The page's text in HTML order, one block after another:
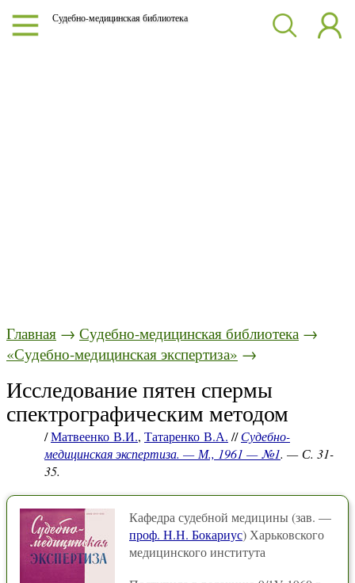
Судебно-медицинская библиотека
Главная → Судебно-медицинская библиотека →
«Судебно-медицинская экспертиза» →
Исследование пятен спермы
спектрографическим методом
/Матвеенко В.И., Татаренко В.А. //Судебно-
медицинская экспертиза. — М., 1961 — №1. — С. 31-
35.
Кафедра судебной медицины (зав. —
проф. Н.Н. Бокариус) Харьковского
медицинского института